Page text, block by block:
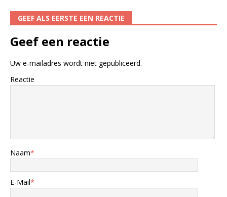
GEEF ALS EERSTE EEN REACTIE
Geef een reactie
Uw e-mailadres wordt niet gepubliceerd.
Reactie
Naam*
E-Mail*